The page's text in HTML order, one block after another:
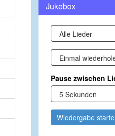
Jukebox
Pause zwischen
Wiedergabe